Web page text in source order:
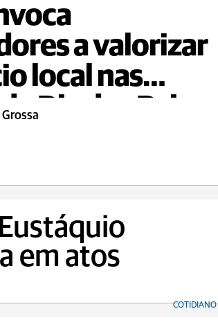
a valorizar
local nas
Dia dos Pais
em atos
COTIDIANO